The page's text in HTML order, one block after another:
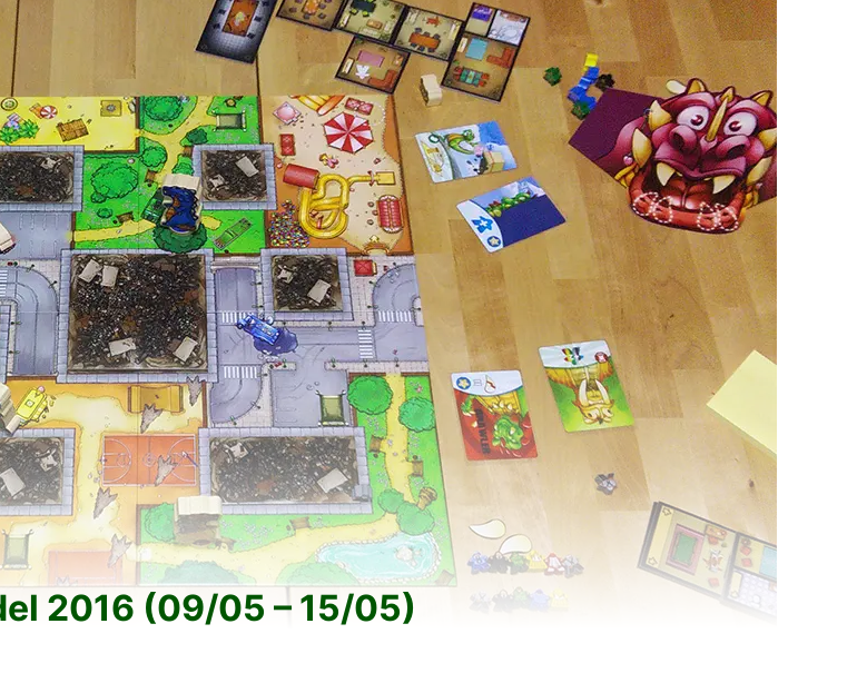
2016 (09/05 – 15/05)